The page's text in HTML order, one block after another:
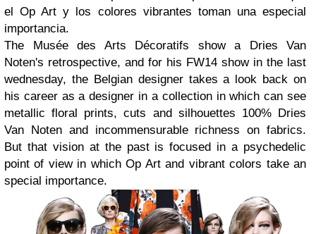
el Op Art y los colores vibrantes toman una especial
importancia.
The Musée des Arts Décoratifs show a Dries Van
Noten's retrospective, and for his FW14 show in the last
wednesday, the Belgian designer takes a look back on
his career as a designer in a collection in which can see
metallic floral prints, cuts and silhouettes 100% Dries
Van Noten and incommensurable richness on fabrics.
But that vision at the past is focused in a psychedelic
point of view in which Op Art and vibrant colors take an
special importance.